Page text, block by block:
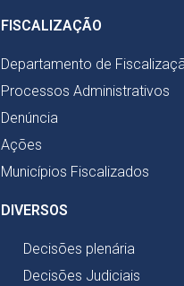
FISCALIZAÇÃO
Departamento de
Processos Administrativos
Denúncia
Ações
Municípios Fiscalizados
DIVERSOS
Decisões plenária
Decisões Judiciais